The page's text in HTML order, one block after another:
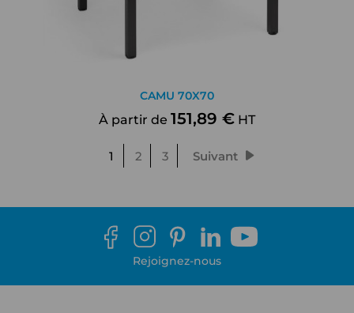
CAMU 70X70
À partir de 151,89 € HT
1 2 3 Suivant
Rejoignez-nous